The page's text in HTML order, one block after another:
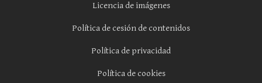
Licencia de imágenes
Política de cesión de contenidos
Política de privacidad
Política de cookies